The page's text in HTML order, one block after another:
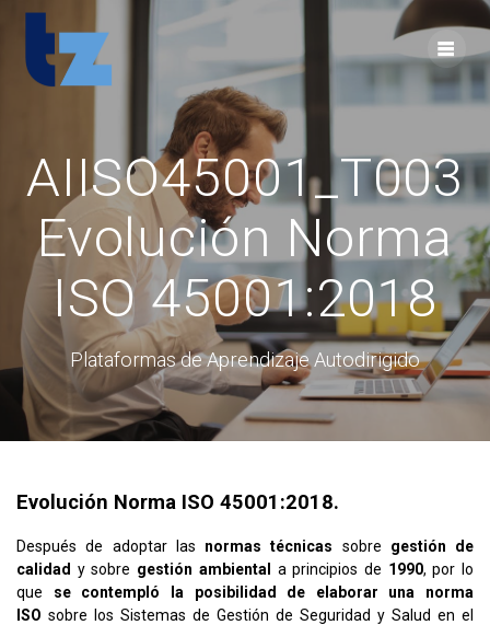
AIISO45001_T003
Evolución Norma
ISO 45001:2018
Plataformas de Aprendizaje Autodirigido
Evolución Norma ISO 45001:2018.
Después de adoptar las normas técnicas sobre gestión de
calidad y sobre gestión ambiental a principios de 1990, por lo
que se contempló la posibilidad de elaborar una norma
ISO sobre los Sistemas de Gestión de Seguridad y Salud en el